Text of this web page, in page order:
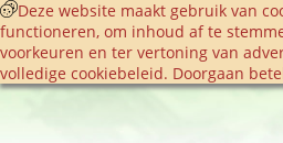
Deze website maakt gebruik van
functioneren, om inhoud af te
voorkeuren en ter vertoning van
volledige cookie­beleid. Doorgaan